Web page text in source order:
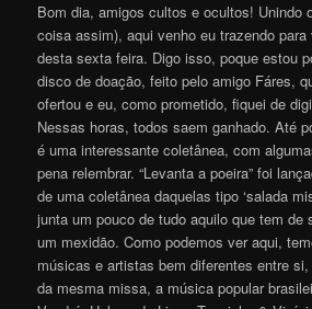
Bom dia, amigos cultos e ocultos! Unindo
coisa assim), aqui venho eu trazendo
desta sexta feira. Digo isso, poque estou
disco de doação, feito pelo amigo Fáres,
ofertou e eu, como prometido, fiquei de
Nessas horas, todos saem ganhado. Até
é uma interessante coletânea, com
pena relembrar. “Levanta a poeira” foi
de uma coletânea daquelas tipo ‘salada
junta um pouco de tudo aquilo que tem
um mexidão. Como podemos ver aqui,
músicas e artistas bem diferentes entre
da mesma missa, a música popular